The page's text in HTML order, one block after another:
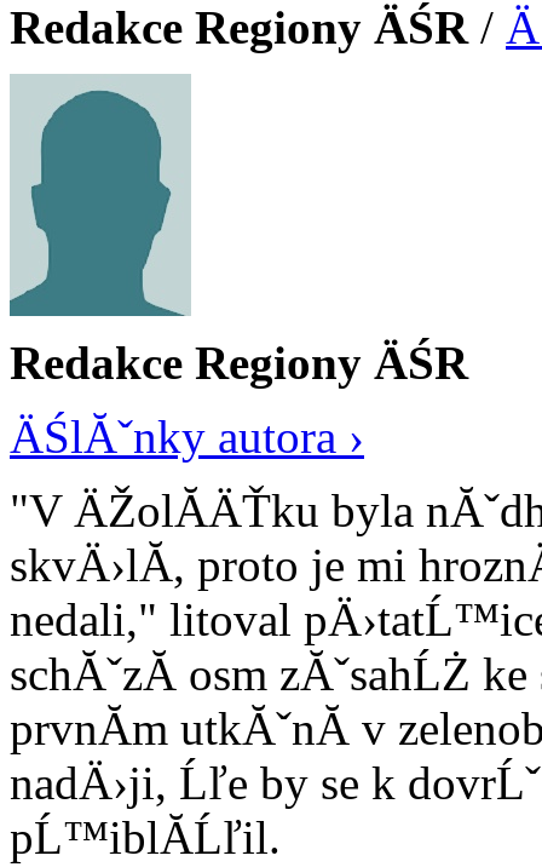
Redakce Regiony ÄŚR/
Redakce Regiony ÄŚR
ÄŚlĂˇnky autora ›
"V ÄŽolĂ­ÄŤku byla
skvÄ›lĂ­, proto je mi
nedali," litoval
schĂˇzĂ­ osm zĂˇsahĹŻ
prvnĂ­m utkĂˇnĂ­ v
nadÄ›ji, Ĺľe by se k
pĹ™iblĂ­Ĺľil.